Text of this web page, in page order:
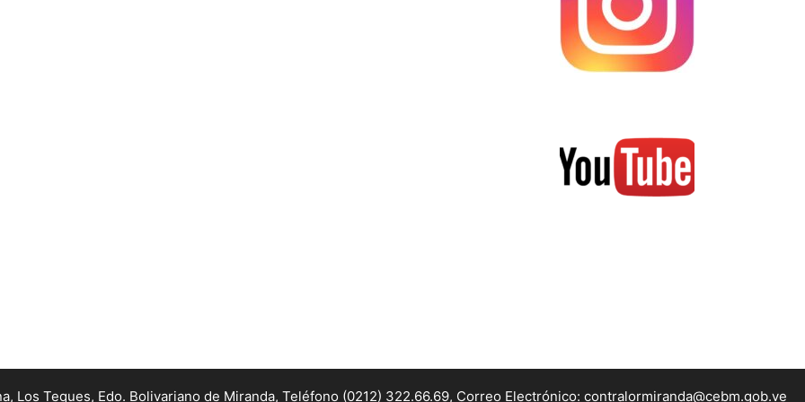
Los Teques, Edo. Bolivariano de Miranda, Teléfono (0212) 322.66.69, Correo Electrónico: contralormiranda@cebm.gob.ve